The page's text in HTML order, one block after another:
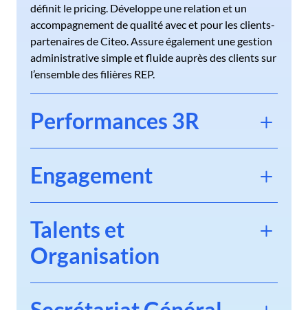
définit le pricing. Développe une relation et un
accompagnement de qualité avec et pour les clients-
partenaires de Citeo. Assure également une gestion
administrative simple et fluide auprès des clients sur
l’ensemble des filières REP.
Performances 3R
Engagement
Talents et
Organisation